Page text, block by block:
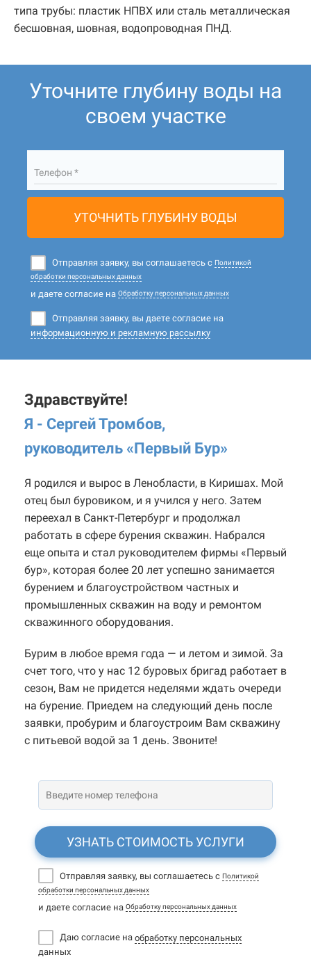
типа трубы: пластик НПВХ или сталь металлическая
бесшовная, шовная, водопроводная ПНД.
Уточните глубину воды на
своем участке
Телефон *
УТОЧНИТЬ ГЛУБИНУ ВОДЫ
Отправляя заявку, вы соглашаетесь с Политикой
обработки персональных данных
и даете согласие на Обработку персональных данных
Отправляя заявку, вы даете согласие на
информационную и рекламную рассылку
Здравствуйте!
Я - Сергей Тромбов,
руководитель «Первый Бур»
Я родился и вырос в Ленобласти, в Киришах. Мой
отец был буровиком, и я учился у него. Затем
переехал в Санкт-Петербург и продолжал
работать в сфере бурения скважин. Набрался
еще опыта и стал руководителем фирмы «Первый
бур», которая более 20 лет успешно занимается
бурением и благоустройством частных и
промышленных скважин на воду и ремонтом
скважинного оборудования.
Бурим в любое время года — и летом и зимой. За
счет того, что у нас 12 буровых бригад работает в
сезон, Вам не придется неделями ждать очереди
на бурение. Приедем на следующий день после
заявки, пробурим и благоустроим Вам скважину
с питьевой водой за 1 день. Звоните!
УЗНАТЬ СТОИМОСТЬ УСЛУГИ
Отправляя заявку, вы соглашаетесь с Политикой
обработки персональных данных
и даете согласие на Обработку персональных данных
Даю согласие на обработку персональных
данных